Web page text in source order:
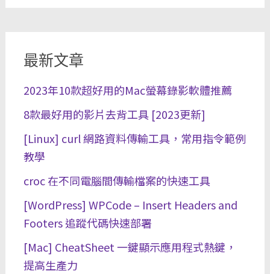
最新文章
2023年10款超好用的Mac螢幕錄影軟體推薦
8款最好用的影片去背工具 [2023更新]
[Linux] curl 網路資料傳輸工具，常用指令範例
教學
croc 在不同電腦間傳輸檔案的快速工具
[WordPress] WPCode – Insert Headers and
Footers 追蹤代碼快速部署
[Mac] CheatSheet 一鍵顯示應用程式熱鍵，
提高生產力